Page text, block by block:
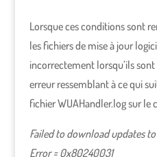
Lorsque ces conditions sont
les fichiers de mise à jour
incorrectement lorsqu’ils
erreur ressemblant à ce qui
fichier WUAHandler.log sur le
Failed to download updates
Error = 0x80240031